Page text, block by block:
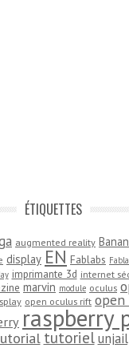
ÉTIQUETTES
augmented reality
display EN Fablabs
imprimante 3d internet
marvin module oculus
open oculus rift open
raspberry
tutoriel